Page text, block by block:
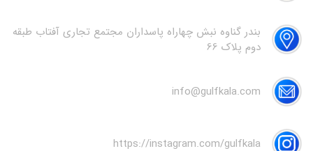
بندر گناوه نبش چهاراه پاسداران مجتمع تجاری آفتاب طبقه
دوم پلاک 66
info@gulfkala.com
https://instagram.com/gulfkala